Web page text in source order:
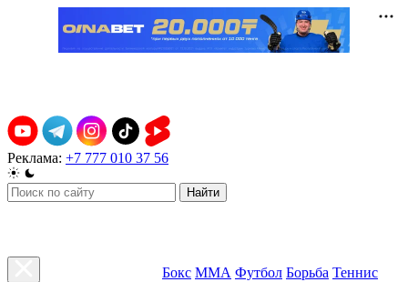
Реклама: +7 777 010 37 56
Найти
Бокс ММА Футбол Борьба Теннис